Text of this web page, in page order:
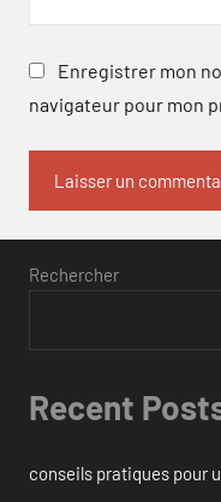
Enregistrer mon
navigateur pour mon
Rechercher
Recent
conseils pratiques pour